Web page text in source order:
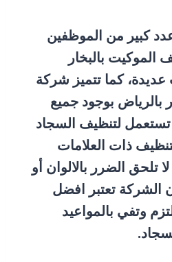
كبير من الموظفين
بالبخار
كما تتميز شركة
بالرياض بوجود جميع
تستعمل لتنظيف السجاد
ذات العلامات
لا تلحق الضرر بالالوان أو
الشركة تعتبر افضل
وتفي بالمواعيد